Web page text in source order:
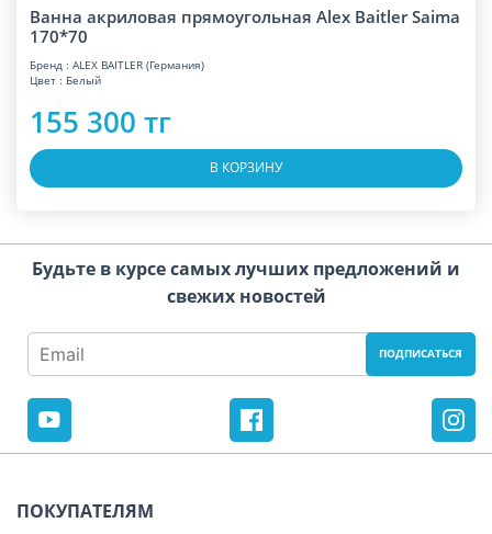
Ванна акриловая прямоугольная Alex Baitler Saima
170*70
Бренд : ALEX BAITLER (Германия)
Цвет : Белый
155 300 тг
В КОРЗИНУ
Будьте в курсе самых лучших предложений и
свежих новостей
ПОКУПАТЕЛЯМ